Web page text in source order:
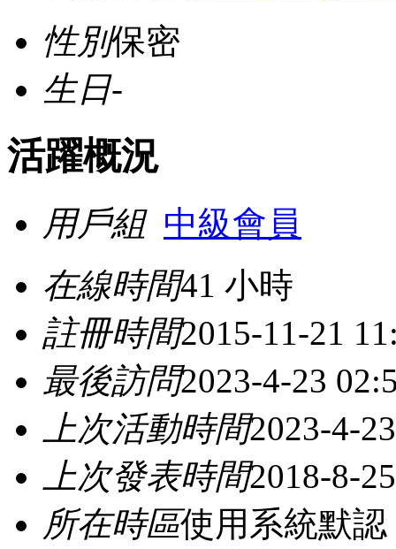
性別保密
生日-
活躍概況
用戶組 中級會員
在線時間41 小時
註冊時間2015-11-21
最後訪問2023-4-23
上次活動時間2023-4-
上次發表時間2018-8-
所在時區使用系統默認